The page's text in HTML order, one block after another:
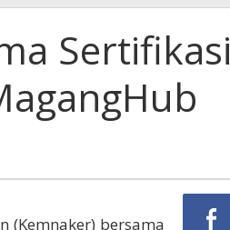
Sertifikasi
(Kemnaker) bersama